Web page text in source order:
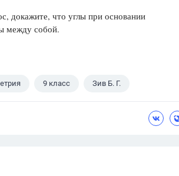
докажите, что углы при основании
между собой.
9 класс Зив Б. Г.